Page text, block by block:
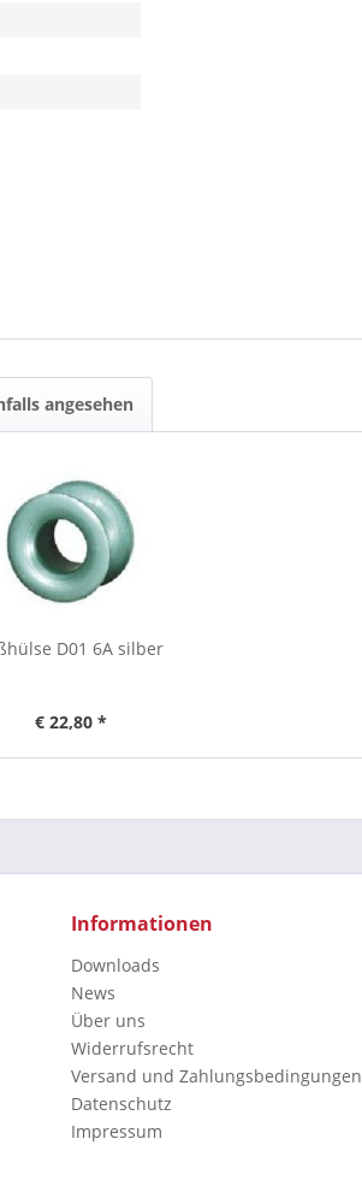
angesehen
D01 6A silber
€ 22,80 *
Informationen
Downloads
News
Über uns
Widerrufsrecht
Versand und Zahlungsbedingungen
Datenschutz
Impressum